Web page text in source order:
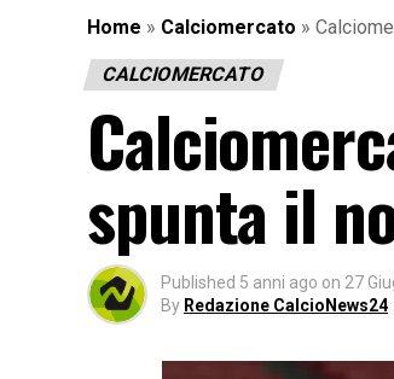
Home » Calciomercato »
CALCIOMERCATO
spunta il
Published 5 anni ago on 27
By Redazione CalcioNews24